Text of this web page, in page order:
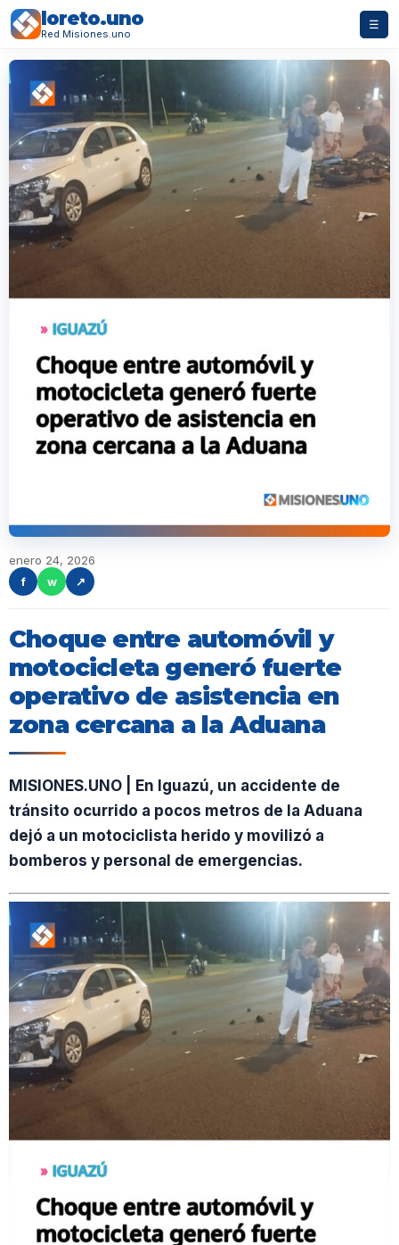
loreto.uno
Red Misiones.uno
☰
enero 24, 2026
f
w ↗
Choque entre automóvil y
motocicleta generó fuerte
operativo de asistencia en
zona cercana a la Aduana
MISIONES.UNO | En Iguazú, un accidente de
tránsito ocurrido a pocos metros de la Aduana
dejó a un motociclista herido y movilizó a
bomberos y personal de emergencias.